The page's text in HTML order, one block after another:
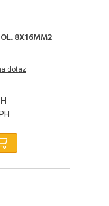
8X16MM2
dotaz